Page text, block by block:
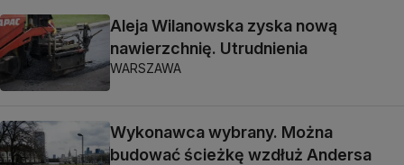
Aleja Wilanowska zyska nową
nawierzchnię. Utrudnienia
WARSZAWA
Wykonawca wybrany. Można
budować ścieżkę wzdłuż Andersa